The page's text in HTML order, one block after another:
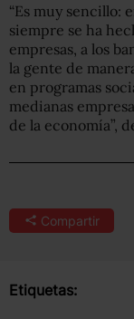
“Es muy sencillo:
siempre se ha
empresas, a los
la gente de
en programas
medianas
de la economía”,
Compartir
Etiquetas: